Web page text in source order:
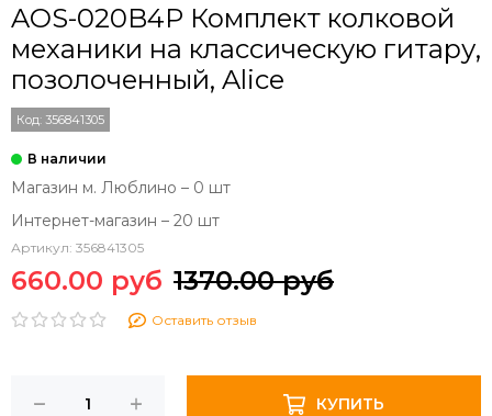
AOS-020B4P Комплект колковой
механики на классическую гитару,
позолоченный, Alice
Код: 356841305
Магазин м. Люблино – 0 шт
Интернет-магазин – 20 шт
Артикул: 356841305
660.00 руб 1370.00 руб
Оставить отзыв
КУПИТЬ